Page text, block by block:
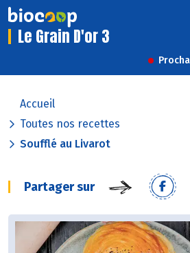
Le Grain D'or 3
Accueil
Toutes nos recettes
Soufflé au Livarot
Partager sur